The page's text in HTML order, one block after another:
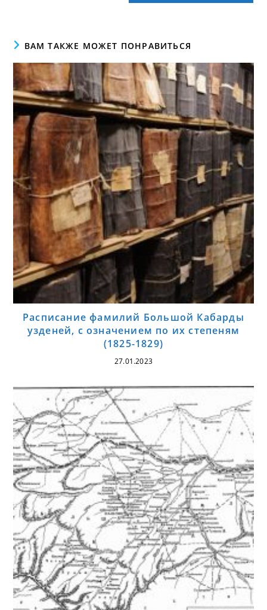
ВАМ ТАКЖЕ МОЖЕТ ПОНРАВИТЬСЯ
Расписание фамилий Большой Кабарды
узденей, с означением по их степеням
(1825-1829)
27.01.2023